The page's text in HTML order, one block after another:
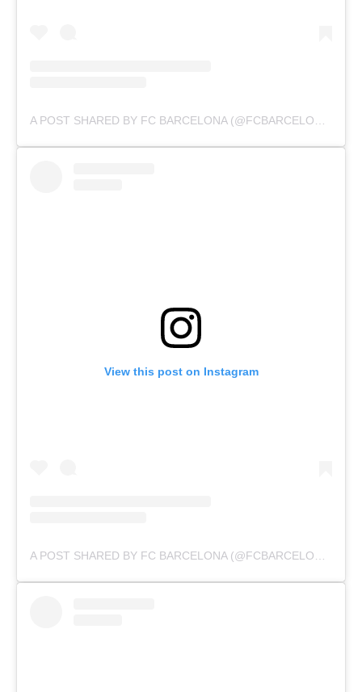
View this post on Instagram